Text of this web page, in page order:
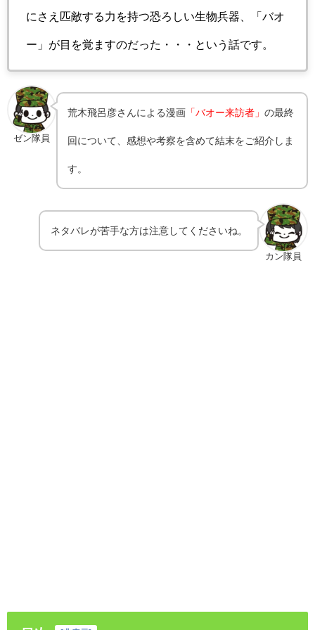
にさえ匹敵する力を持つ恐ろしい生物兵器、「バオ
ー」が目を覚ますのだった・・・という話です。
ゼン隊員
荒木飛呂彦さんによる漫画 「バオー来訪者 」の最終
回について、感想や考察を含めて結末をご紹介しま
す。
カン隊員
ネタバレが苦手な方は注意してくださいね。